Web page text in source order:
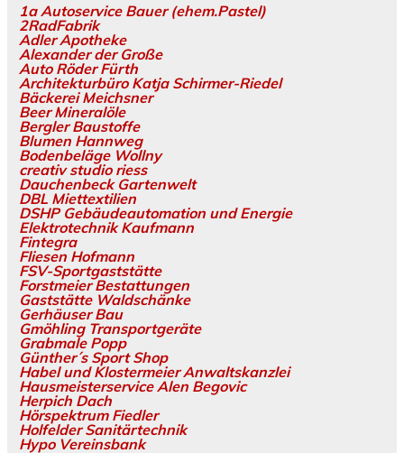
1a Autoservice Bauer (ehem.Pastel)
2RadFabrik
Adler Apotheke
Alexander der Große
Auto Röder Fürth
Architekturbüro Katja Schirmer-Riedel
Bäckerei Meichsner
Beer Mineralöle
Bergler Baustoffe
Blumen Hannweg
Bodenbeläge Wollny
creativ studio riess
Dauchenbeck Gartenwelt
DBL Miettextilien
DSHP Gebäudeautomation und Energie
Elektrotechnik Kaufmann
Fintegra
Fliesen Hofmann
FSV-Sportgaststätte
Forstmeier Bestattungen
Gaststätte Waldschänke
Gerhäuser Bau
Gmöhling Transportgeräte
Grabmale Popp
Günther´s Sport Shop
Habel und Klostermeier Anwaltskanzlei
Hausmeisterservice Alen Begovic
Herpich Dach
Hörspektrum Fiedler
Holfelder Sanitärtechnik
Hypo Vereinsbank